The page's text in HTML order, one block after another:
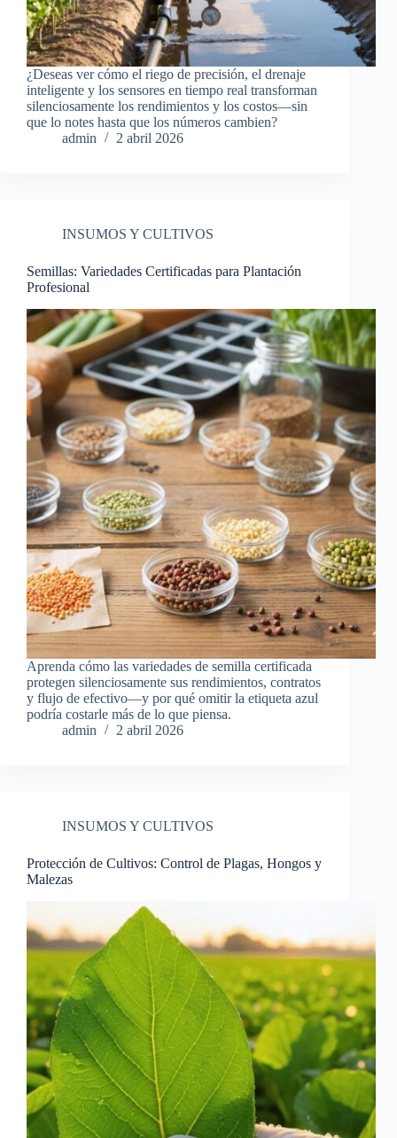
¿Deseas ver cómo el riego de precisión, el drenaje
inteligente y los sensores en tiempo real transforman
silenciosamente los rendimientos y los costos—sin
que lo notes hasta que los números cambien?
admin
2 abril 2026
INSUMOS Y CULTIVOS
Semillas: Variedades Certificadas para Plantación
Profesional
Aprenda cómo las variedades de semilla certificada
protegen silenciosamente sus rendimientos, contratos
y flujo de efectivo—y por qué omitir la etiqueta azul
podría costarle más de lo que piensa.
admin
2 abril 2026
INSUMOS Y CULTIVOS
Protección de Cultivos: Control de Plagas, Hongos y
Malezas